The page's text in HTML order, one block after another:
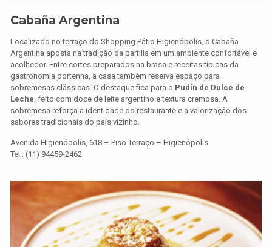
Cabaña Argentina
Localizado no terraço do Shopping Pátio Higienópolis, o Cabaña
Argentina aposta na tradição da parrilla em um ambiente confortável e
acolhedor. Entre cortes preparados na brasa e receitas típicas da
gastronomia portenha, a casa também reserva espaço para
sobremesas clássicas. O destaque fica para o Pudín de Dulce de
Leche, feito com doce de leite argentino e textura cremosa. A
sobremesa reforça a identidade do restaurante e a valorização dos
sabores tradicionais do país vizinho.
Avenida Higienópolis, 618 – Piso Terraço – Higienópolis
Tel.: (11) 94459-2462